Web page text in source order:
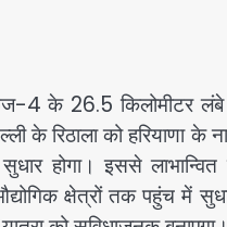
फेज-4 के 26.5 किलोमीटर
के रिठाला को
होगा। इससे
क्षेत्रों तक पहुंच में